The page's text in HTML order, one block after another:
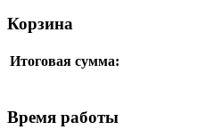
Корзина
Итоговая сумма:
Время работы